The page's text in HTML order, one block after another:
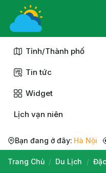
Chuyển
nội
Tỉnh/Thành phố
Tin tức
Widget
Lịch vạn niên
Bạn đang ở đây: Hà Nội
Trang Chủ / Du Lịch / Đặc